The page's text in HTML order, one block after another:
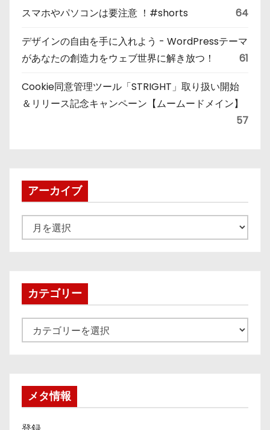
スマホやパソコンは要注意 ！#shorts 64
デザインの自由を手に入れよう - WordPressテーマ
があなたの創造力をウェブ世界に解き放つ！
61
Cookie同意管理ツール「STRIGHT」取り扱い開始
＆リリース記念キャンペーン【ムームードメイン】
57
アーカイブ
ー
ブカテゴリー
テ
メタ情報